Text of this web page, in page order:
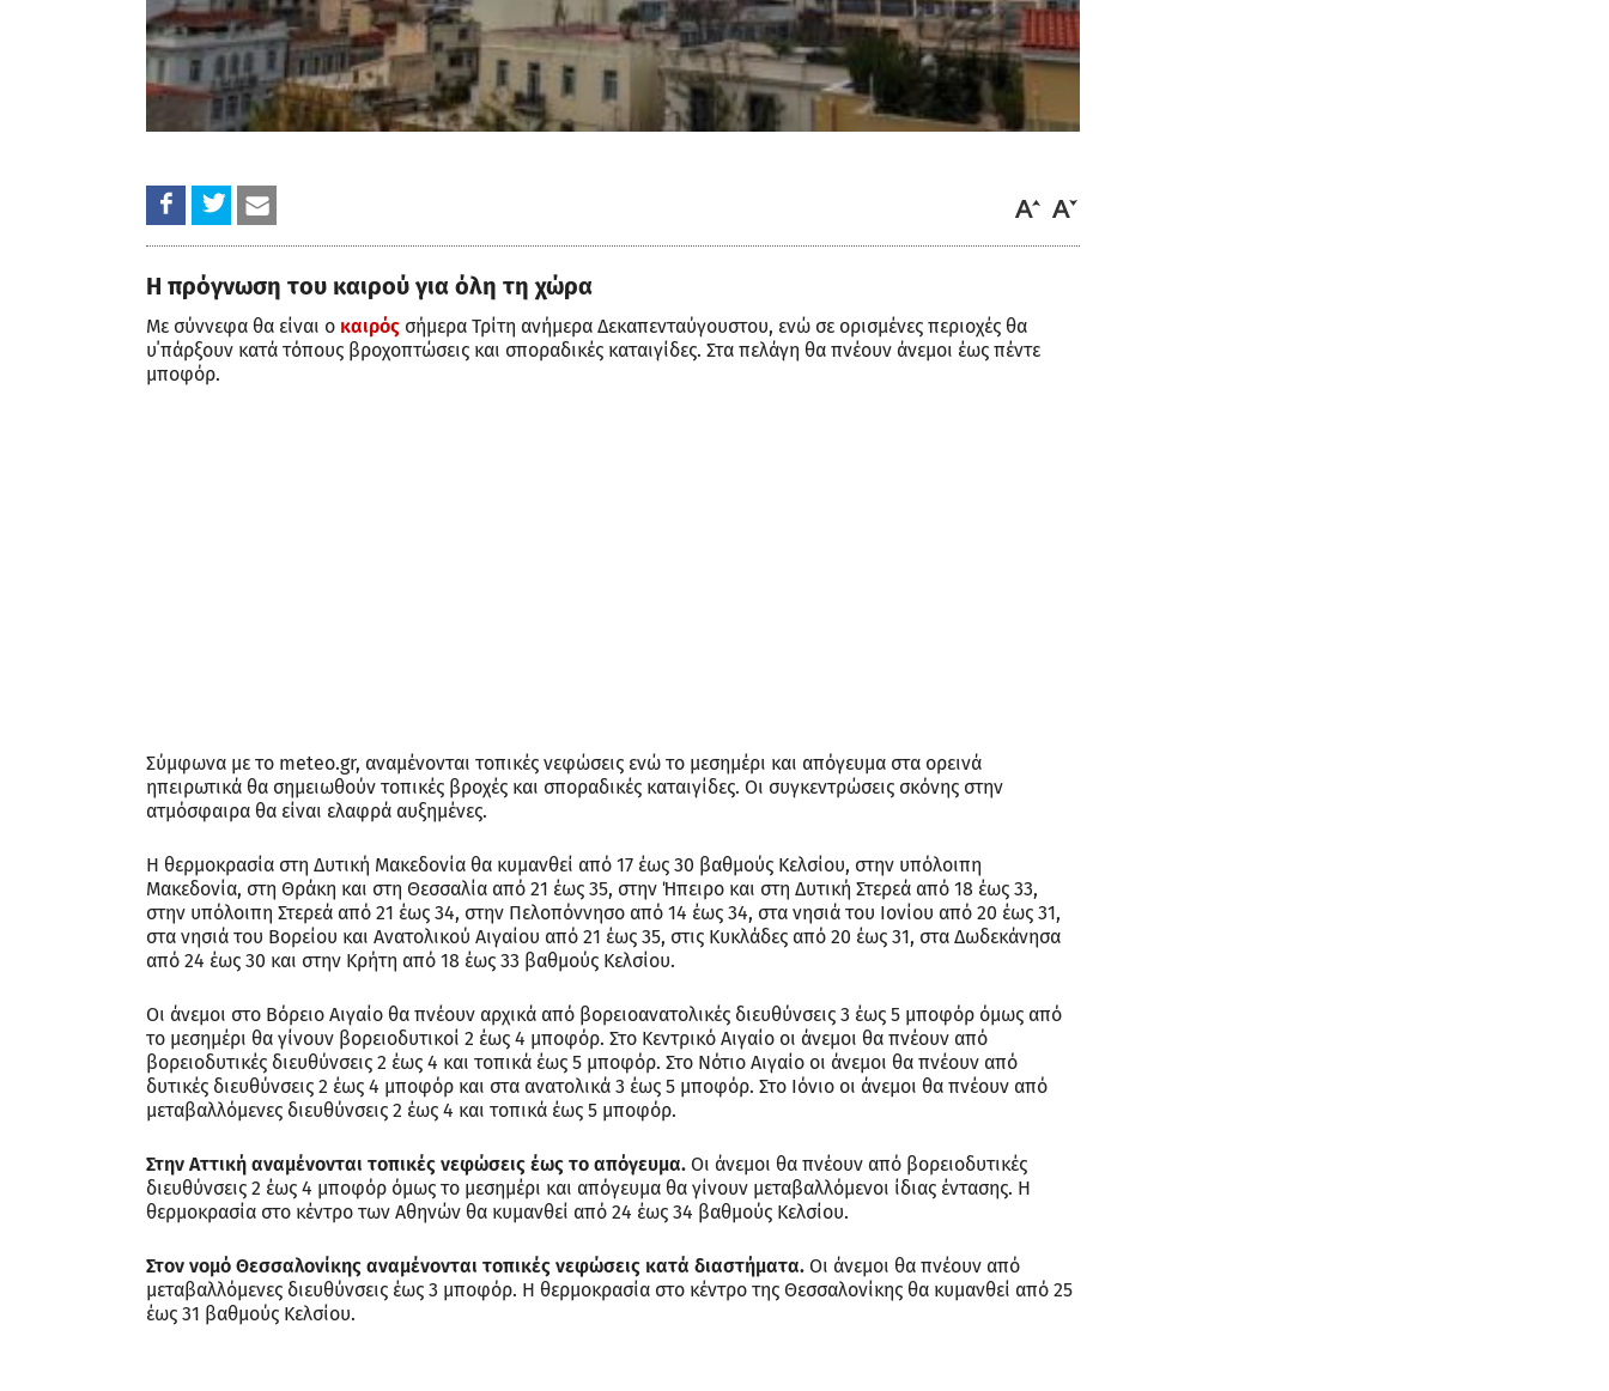
Η πρόγνωση του καιρού για όλη τη χώρα
Με σύννεφα θα είναι ο καιρός σήμερα Τρίτη ανήμερα Δεκαπενταύγουστου, ενώ σε ορισμένες περιοχές θα
υ΄πάρξουν κατά τόπους βροχοπτώσεις και σποραδικές καταιγίδες. Στα πελάγη θα πνέουν άνεμοι έως πέντε
μποφόρ.
Σύμφωνα με το meteo.gr, αναμένονται τοπικές νεφώσεις ενώ το μεσημέρι και απόγευμα στα ορεινά
ηπειρωτικά θα σημειωθούν τοπικές βροχές και σποραδικές καταιγίδες. Οι συγκεντρώσεις σκόνης στην
ατμόσφαιρα θα είναι ελαφρά αυξημένες.
Η θερμοκρασία στη Δυτική Μακεδονία θα κυμανθεί από 17 έως 30 βαθμούς Κελσίου, στην υπόλοιπη
Μακεδονία, στη Θράκη και στη Θεσσαλία από 21 έως 35, στην Ήπειρο και στη Δυτική Στερεά από 18 έως 33,
στην υπόλοιπη Στερεά από 21 έως 34, στην Πελοπόννησο από 14 έως 34, στα νησιά του Ιονίου από 20 έως 31,
στα νησιά του Βορείου και Ανατολικού Αιγαίου από 21 έως 35, στις Κυκλάδες από 20 έως 31, στα Δωδεκάνησα
από 24 έως 30 και στην Κρήτη από 18 έως 33 βαθμούς Κελσίου.
Οι άνεμοι στο Βόρειο Αιγαίο θα πνέουν αρχικά από βορειοανατολικές διευθύνσεις 3 έως 5 μποφόρ όμως από
το μεσημέρι θα γίνουν βορειοδυτικοί 2 έως 4 μποφόρ. Στο Κεντρικό Αιγαίο οι άνεμοι θα πνέουν από
βορειοδυτικές διευθύνσεις 2 έως 4 και τοπικά έως 5 μποφόρ. Στο Νότιο Αιγαίο οι άνεμοι θα πνέουν από
δυτικές διευθύνσεις 2 έως 4 μποφόρ και στα ανατολικά 3 έως 5 μποφόρ. Στο Ιόνιο οι άνεμοι θα πνέουν από
μεταβαλλόμενες διευθύνσεις 2 έως 4 και τοπικά έως 5 μποφόρ.
Στην Αττική αναμένονται τοπικές νεφώσεις έως το απόγευμα. Οι άνεμοι θα πνέουν από βορειοδυτικές
διευθύνσεις 2 έως 4 μποφόρ όμως το μεσημέρι και απόγευμα θα γίνουν μεταβαλλόμενοι ίδιας έντασης. Η
θερμοκρασία στο κέντρο των Αθηνών θα κυμανθεί από 24 έως 34 βαθμούς Κελσίου.
Στον νομό Θεσσαλονίκης αναμένονται τοπικές νεφώσεις κατά διαστήματα. Οι άνεμοι θα πνέουν από
μεταβαλλόμενες διευθύνσεις έως 3 μποφόρ. Η θερμοκρασία στο κέντρο της Θεσσαλονίκης θα κυμανθεί από 25
έως 31 βαθμούς Κελσίου.